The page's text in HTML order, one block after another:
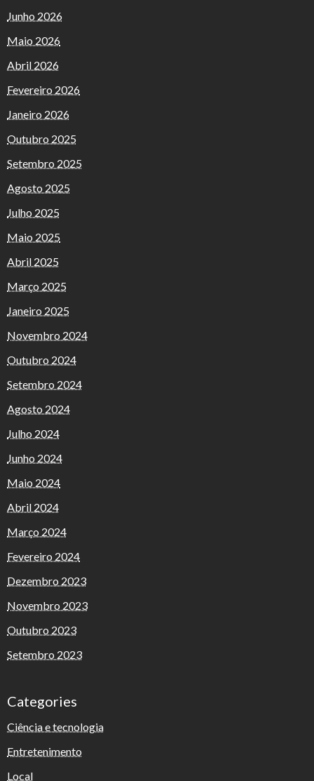
Junho 2026
Maio 2026
Abril 2026
Fevereiro 2026
Janeiro 2026
Outubro 2025
Setembro 2025
Agosto 2025
Julho 2025
Maio 2025
Abril 2025
Março 2025
Janeiro 2025
Novembro 2024
Outubro 2024
Setembro 2024
Agosto 2024
Julho 2024
Junho 2024
Maio 2024
Abril 2024
Março 2024
Fevereiro 2024
Dezembro 2023
Novembro 2023
Outubro 2023
Setembro 2023
Categories
Ciência e tecnologia
Entretenimento
Local